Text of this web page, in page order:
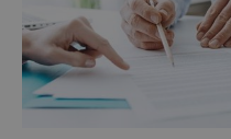
n
a
t
i